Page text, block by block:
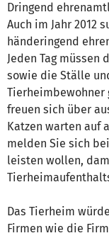
Dringend
Auch im Jahr 2012
händeringend
Jeden Tag müssen
sowie die Ställe
Tierheimbewohner
freuen sich über
Katzen warten auf
melden Sie sich
leisten wollen,
Das Tierheim
Firmen wie die